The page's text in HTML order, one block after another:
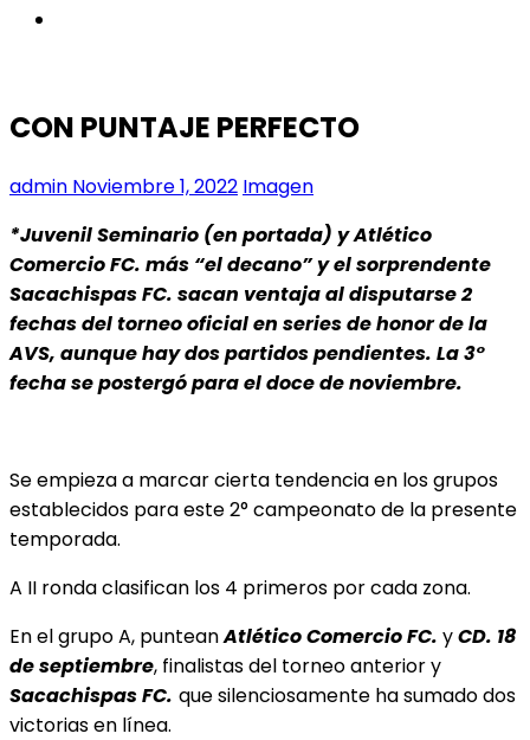
CON PUNTAJE PERFECTO
admin Noviembre 1, 2022 Imagen
*Juvenil Seminario (en portada) y Atlético
Comercio FC. más “el decano” y el sorprendente
Sacachispas FC. sacan ventaja al disputarse 2
fechas del torneo oficial en series de honor de la
AVS, aunque hay dos partidos pendientes. La 3°
fecha se postergó para el doce de noviembre.
Se empieza a marcar cierta tendencia en los grupos
establecidos para este 2° campeonato de la presente
temporada.
A II ronda clasifican los 4 primeros por cada zona.
En el grupo A, punteanAtlético Comercio FC. yCD. 18
de septiembre, finalistas del torneo anterior y
Sacachispas FC. que silenciosamente ha sumado dos
victorias en línea.